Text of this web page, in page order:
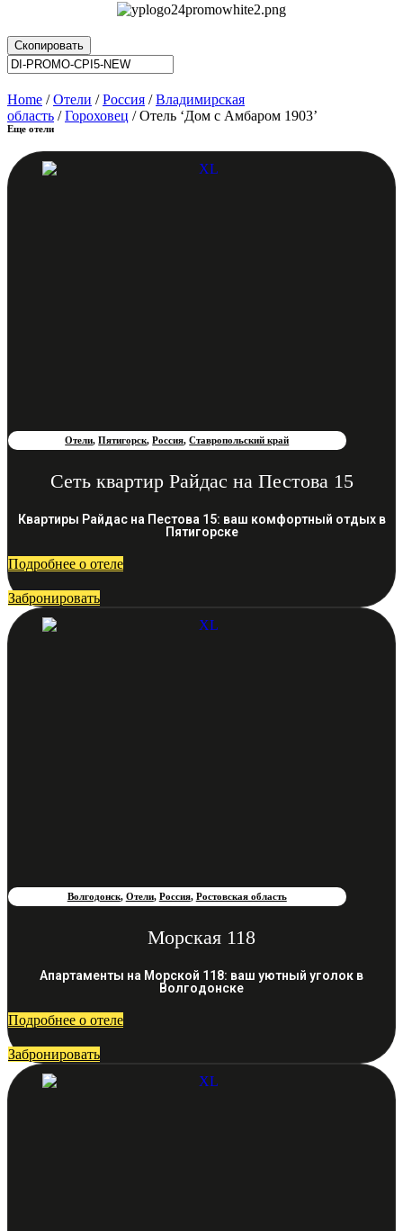
Скопировать
Home /Отели /Россия /Владимирская
область /Гороховец / Отель ‘Дом с Амбаром 1903’
Еще отели
Отели,Пятигорск,Россия,Ставропольский край
Сеть квартир Райдас на Пестова 15
Квартиры Райдас на Пестова 15: ваш комфортный отдых в
Пятигорске
Подробнее о отеле
Забронировать
Волгодонск, Отели, Россия, Ростовская область
Морская 118
Апартаменты на Морской 118: ваш уютный уголок в
Волгодонске
Подробнее о отеле
Забронировать